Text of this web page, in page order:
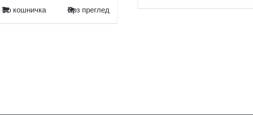
Во кошничка Брз преглед